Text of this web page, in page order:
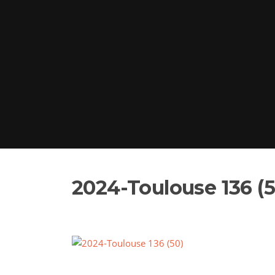
2024-Toulouse 136